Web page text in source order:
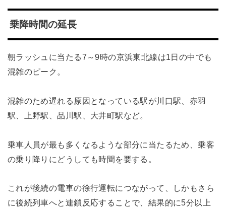
乗降時間の延長
朝ラッシュに当たる7～9時の京浜東北線は1日の中でも
混雑のピーク。
混雑のため遅れる原因となっている駅が川口駅、赤羽
駅、上野駅、品川駅、大井町駅など。
乗車人員が最も多くなるような部分に当たるため、乗客
の乗り降りにどうしても時間を要する。
これが後続の電車の徐行運転につながって、しかもさら
に後続列車へと連鎖反応することで、結果的に5分以上